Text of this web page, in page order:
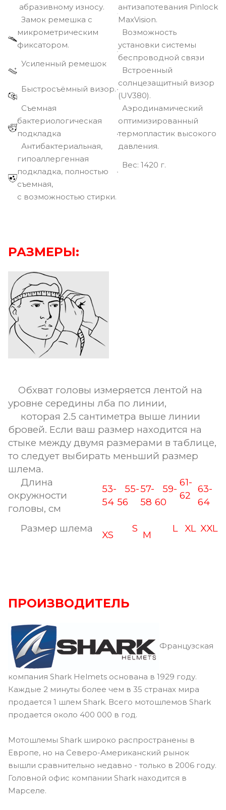
абразивному износу.
Замок ремешка с
микрометрическим
фиксатором.
Усиленный ремешок
Быстросъёмный визор.
Съемная
бактериологическая
подкладка
Антибактериальная,
гипоаллергенная
подкладка, полностью
съемная,
с возможностью стирки.
антизапотевания Pinlock
MaxVision.
Возможность
установки системы
беспроводной связи
Встроенный
солнцезащитный визор
(UV380).
Аэродинамический
оптимизированный
термопластик высокого
давления.
Вec: 1420 г.
РАЗМЕРЫ:
Обхват головы измеряется лентой на
уровне середины лба по линии,
которая 2.5 сантиметра выше линии
бровей. Если ваш размер находится на
стыке между двумя размерами в таблице,
то следует выбирать меньший размер
шлема.
Длина
окружности
головы, см
53-
54
55-
56
57-
58
59-
60
61-
62
63-
64
Размер шлема
XS
S
M
L XL XXL
ПРОИЗВОДИТЕЛЬ
Французская
компания Shark Helmets основана в 1929 году.
Каждые 2 минуты более чем в 35 странах мира
продается 1 шлем Shark. Всего мотошлемов Shark
продается около 400 000 в год.
Мотошлемы Shark широко распространены в
Европе, но на Северо-Американский рынок
вышли сравнительно недавно - только в 2006 году.
Головной офис компании Shark находится в
Марселе.